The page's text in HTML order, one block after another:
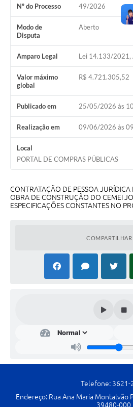
Galeria de Vídeos
Notícias
Links e Sites
Diário Oficial
Links
Serviços Online
Enquete
SIC
Fotos - Eventos Oficiais
Nº do Processo 49/2026
Modo de
Disputa
Aberto
Amparo Legal Lei 14.133/2021,
Valor máximo
global
R$ 4.721.305,52
Publicado em 25/05/2026 às
Realização em 09/06/2026 às
Local
PORTAL DE COMPRAS PÚBLICAS
CONTRATAÇÃO DE PESSOA JURÍDICA
OBRA DE CONSTRUÇÃO DO CEMEI
ESPECIFICAÇÕES CONSTANTES NO
COMPARTILHAR
Telefone: 3621-
Endereço: Rua Ana Maria Montalvão
39480-000